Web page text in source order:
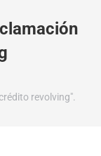
revolving".